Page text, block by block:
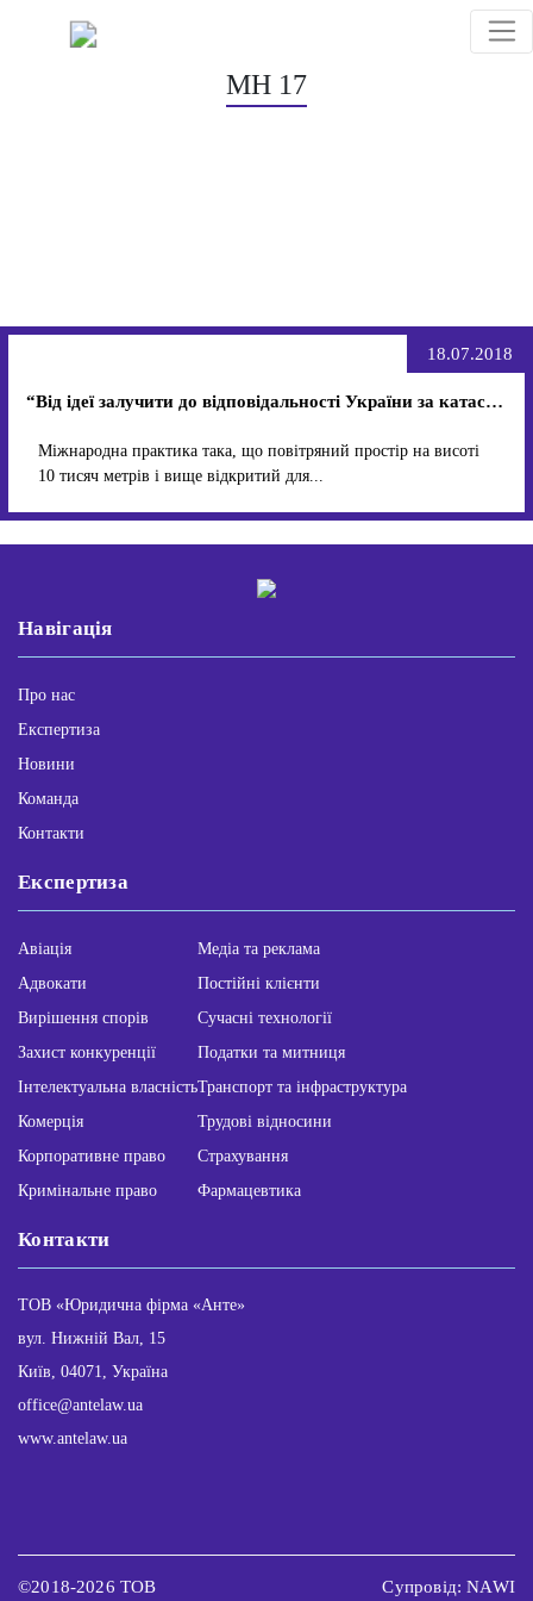
МН 17
18.07.2018
“Від ідеї залучити до відповідальності України за катастрофу МН 17 відмовилися остаточно” – Андрій Гук
Міжнародна практика така, що повітряний простір на висоті
10 тисяч метрів і вище відкритий для...
Навігація
Про нас
Експертиза
Новини
Команда
Контакти
Експертиза
Авіація
Адвокати
Вирішення спорів
Захист конкуренції
Інтелектуальна власність
Комерція
Корпоративне право
Кримінальне право
Медіа та реклама
Постійні клієнти
Сучасні технології
Податки та митниця
Транспорт та інфраструктура
Трудові відносини
Страхування
Фармацевтика
Контакти
ТОВ «Юридична фірма «Анте»
вул. Нижній Вал, 15
Київ, 04071, Україна
office@antelaw.ua
www.antelaw.ua
©2018-2026 ТОВ Супровід: NAWI